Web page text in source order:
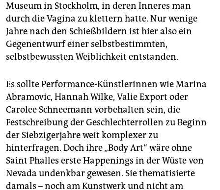
Museum in Stockholm, in deren Inneres man
durch die Vagina zu klettern hatte. Nur wenige
Jahre nach den Schießbildern ist hier also ein
Gegenentwurf einer selbstbestimmten,
selbstbewussten Weiblichkeit entstanden.
Es sollte Performance-Künstlerinnen wie Marina
Abramovic, Hannah Wilke, Valie Export oder
Carolee Schneemann vorbehalten sein, die
Festschreibung der Geschlechterrollen zu Beginn
der Siebzigerjahre weit komplexer zu
hinterfragen. Doch ihre „Body Art“ wäre ohne
Saint Phalles erste Happenings in der Wüste von
Nevada undenkbar gewesen. Sie thematisierte
damals – noch am Kunstwerk und nicht am